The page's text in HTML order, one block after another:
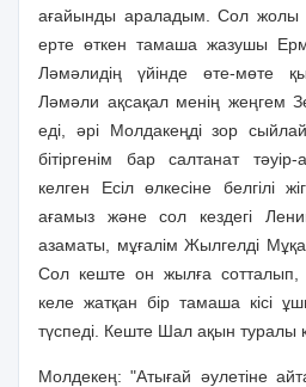
ағайынды араладым. Сол жолы
ерте өткен тамаша жазушы
Ләмәлидiң үйiнде өте-мөте
Ләмәли ақсақал менiң жеңгем
едi, әрi Молдакеңдi зор
бiтiргенiм бар салтанат
келген Есiл өлкесiне белгiлi
ағамыз және сол кездегi
азаматы, мұғалiм Жылгелдi
Сол кеште он жылға
келе жатқан бiр тамаша кiсi
түспедi. Кеште Шал ақын туралы
Молдекең: "Атығай әулетiне